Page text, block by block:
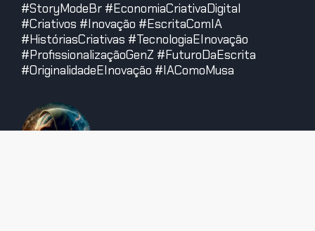
#StoryModeBr #EconomiaCriativaDigital
#Criativos #Inovação #EscritaComIA
#HistóriasCriativas #TecnologiaEInovação
#ProfissionalizaçãoGenZ #FuturoDaEscrita
#OriginalidadeEInovação #IAComoMusa